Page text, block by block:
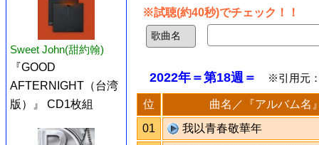
Sweet John(甜約翰)
『GOOD
AFTERNIGHT（台湾
版）』 CD1枚組
※試聴(約40秒)でチェック！！
2022年＝第18週＝ ※引用元
位
曲名／『アルバム名
01
我以青春敬華年